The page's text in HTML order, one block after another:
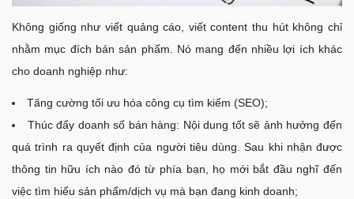
Không giống như viết quảng cáo, viết content thu hút không chỉ
nhằm mục đích bán sản phẩm. Nó mang đến nhiều lợi ích khác
cho doanh nghiệp như:
Tăng cường tối ưu hóa công cụ tìm kiếm (SEO);
Thúc đẩy doanh số bán hàng: Nội dung tốt sẽ ảnh hưởng đến
quá trình ra quyết định của người tiêu dùng. Sau khi nhận được
thông tin hữu ích nào đó từ phía bạn, họ mới bắt đầu nghĩ đến
việc tìm hiểu sản phẩm/dịch vụ mà bạn đang kinh doanh;